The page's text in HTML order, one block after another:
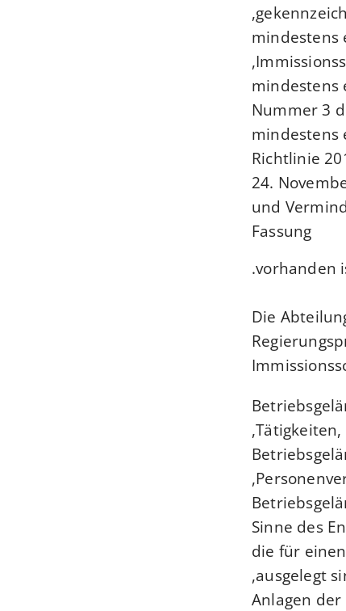
mindestens
mindestens
Nummer 3
mindestens
Richtlinie
24.
und
Fassung
vorhanden
Die
Sinne des
die für
ausgelegt
Anlagen